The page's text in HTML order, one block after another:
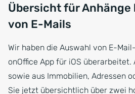
Übersicht für Anhänge
von E-Mails
Wir haben die Auswahl von E-
onOffice App für iOS überarbeitet.
sowie aus Immobilien, Adressen
Sie jetzt übersichtlich über zwei